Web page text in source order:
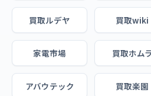
買取ルデヤ 買取wiki
家電市場 買取ホムラ
アバウテック 買取楽園